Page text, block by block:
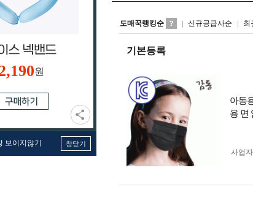
원
보이지않기 창닫기
도매꾹랭킹순 신규공급사순 최
기본등록
아동
용 면
사업